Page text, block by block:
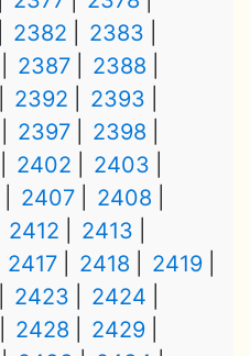
2382
2383
2387
2388
2392
2393
2397
2398
2402
2403
2407
2408
2412
2413
2417 2418
2419
2423
2424
2428
2429